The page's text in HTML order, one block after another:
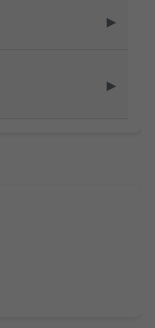
▶
▶